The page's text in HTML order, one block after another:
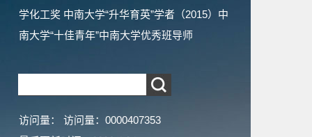
学化工奖 中南大学“升华育英”学者（2015）中
南大学“十佳青年”中南大学优秀班导师
访问量： 访问量： 0000407353